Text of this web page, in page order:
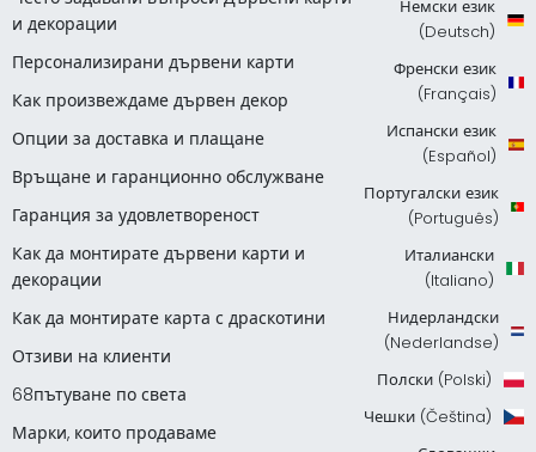
и декорации
Персонализирани дървени карти
Как произвеждаме дървен декор
Опции за доставка и плащане
Връщане и гаранционно обслужване
Гаранция за удовлетвореност
Как да монтирате дървени карти и
декорации
Как да монтирате карта с драскотини
Отзиви на клиенти
68пътуване по света
Марки, които продаваме
Немски език
(Deutsch)
Френски език
(Français)
Испански език
(Español)
Португалски език
(Português)
Италиански
(Italiano)
Нидерландски
(Nederlandse)
Полски (Polski)
Чешки (Čeština)